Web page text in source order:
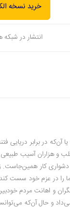
خرید نسخه
انتشار در
در برابر دریایى
و هزاران آسیب
کار همین‌‌جاست.
را در عزم خود سست
و اهانت مردم
و حال‌ آن‌که